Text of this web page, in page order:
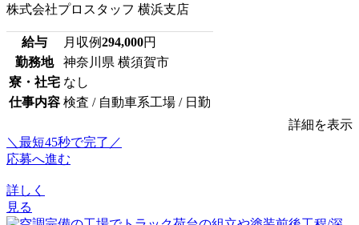
株式会社プロスタッフ 横浜支店
給与 月収例294,000円
勤務地
神奈川県 横須賀市
寮・社宅 なし
仕事内容 検査 / 自動車系工場 / 日勤
詳細を表示
＼最短45秒で完了／
応募へ進む
詳しく
見る